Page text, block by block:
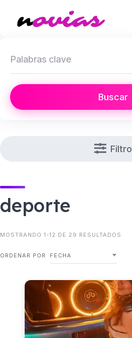
Buscar
Filtro
deporte
MOSTRANDO 1-12 DE 29 RESULTADOS
ORDENAR POR FECHA